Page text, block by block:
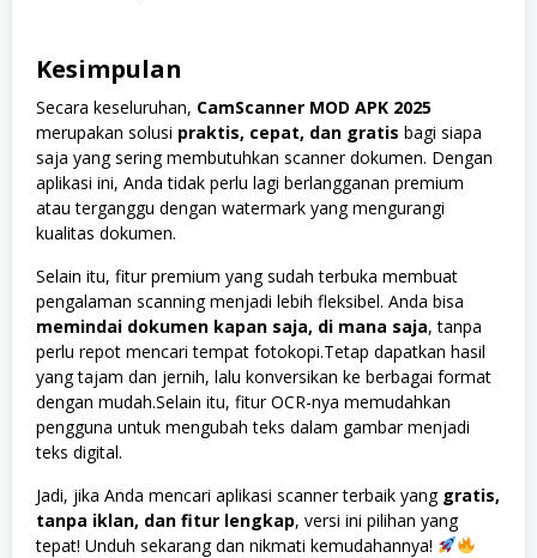
Kesimpulan
Secara keseluruhan, CamScanner MOD APK 2025
merupakan solusi praktis, cepat, dan gratis bagi siapa
saja yang sering membutuhkan scanner dokumen. Dengan
aplikasi ini, Anda tidak perlu lagi berlangganan premium
atau terganggu dengan watermark yang mengurangi
kualitas dokumen.
Selain itu, fitur premium yang sudah terbuka membuat
pengalaman scanning menjadi lebih fleksibel. Anda bisa
memindai dokumen kapan saja, di mana saja, tanpa
perlu repot mencari tempat fotokopi.Tetap dapatkan hasil
yang tajam dan jernih, lalu konversikan ke berbagai format
dengan mudah.Selain itu, fitur OCR-nya memudahkan
pengguna untuk mengubah teks dalam gambar menjadi
teks digital.
Jadi, jika Anda mencari aplikasi scanner terbaik yang gratis,
tanpa iklan, dan fitur lengkap, versi ini pilihan yang
tepat! Unduh sekarang dan nikmati kemudahannya!